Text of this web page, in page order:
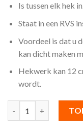
Is tussen elk hek
Staat in een RVS
Voordeel is dat u
kan dicht maken
Hekwerk kan 12
wordt.